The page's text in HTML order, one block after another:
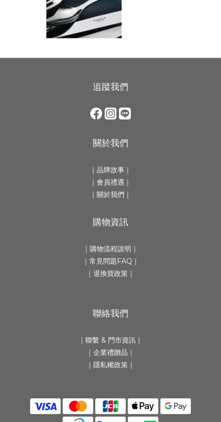
追蹤我們
關於我們
｜ 品牌故事 ｜
｜會員禮遇｜
｜ 關於我們 ｜
購物資訊
｜ 購物流程說明 ｜
｜ 常見問題FAQ ｜
｜ 退換貨政策 ｜
聯絡我們
｜ 聯繫 & 門市資訊 ｜
｜ 企業禮贈品 ｜
｜隱私權政策｜